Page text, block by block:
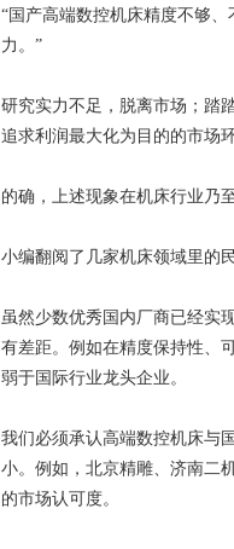
“国产高端数控机床精度不够
力。”
研究实力不足，脱离市场；踏
追求利润最大化为目的的市场
的确，上述现象在机床行业乃
小编翻阅了几家机床领域里的
虽然少数优秀国内厂商已经实
有差距。例如在精度保持性、
弱于国际行业龙头企业。
我们必须承认高端数控机床与
小。例如，北京精雕、济南二
的市场认可度。